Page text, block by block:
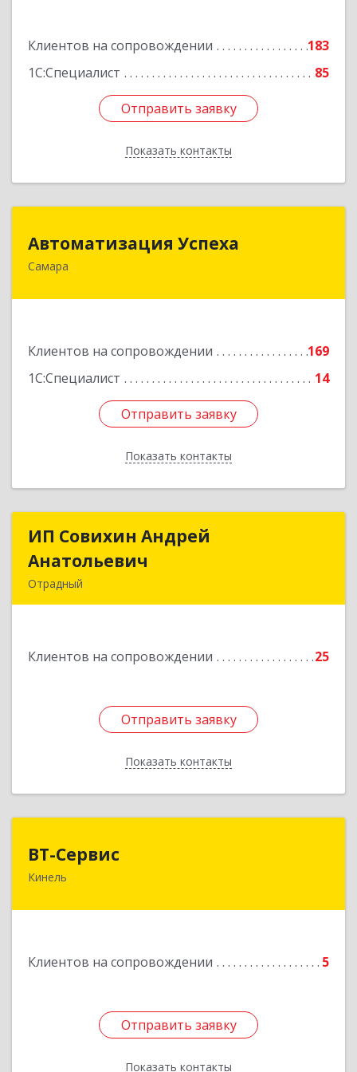
Клиентов на сопровождении
183
1С:Специалист
85
Отправить заявку
Показать контакты
Отправить заявку
Назад
Автоматизация Успеха
Самара
Клиентов на сопровождении
169
1С:Специалист
14
Отправить заявку
Показать контакты
Отправить заявку
Назад
ИП Совихин Андрей
Анатольевич
Отрадный
Клиентов на сопровождении 25
Отправить заявку
Показать контакты
ИП Совихин Андрей
Подробнее
Отправить заявку
Назад
ВТ-Сервис
Кинель
Клиентов на сопровождении 5
Отправить заявку
Показать контакты
446436, Самарская обл, Кинель г, Маяковского
Отправить заявку
Назад